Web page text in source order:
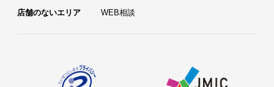
店舗のないエリア
WEB相談